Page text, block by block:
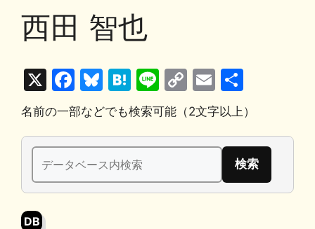
西田 智也
X
F
a
c
e
b
o
Bl
u
e
s
k
y
H
at
e
n
a
Li
n
e
C
o
p
y
n
E
m
ai
l
有
名前の一部などでも検索可能（2文字以上）
検
索:
DB